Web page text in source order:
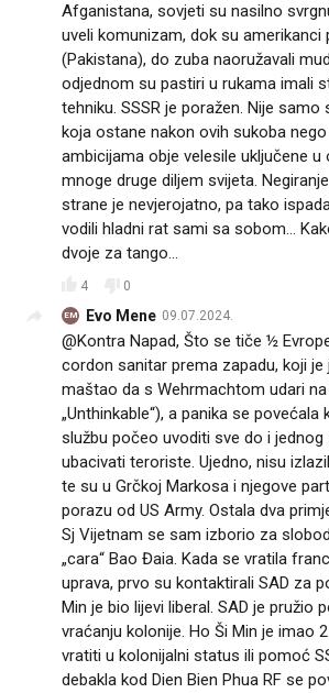
Afganistana, sovjeti su nasilno
uveli komunizam, dok su amerikanci
(Pakistana), do zuba naoružavali
odjednom su pastiri u rukama imali
tehniku. SSSR je poražen. Nije samo
koja ostane nakon ovih sukoba
ambicijama obje velesile uključene u
mnoge druge diljem svijeta.
strane je nevjerojatno, pa tako
vodili hladni rat sami sa sobom...
dvoje za tango...
4 0
EM Evo Mene 09.07.2024.
@Kontra Napad, Što se tiče ½
cordon sanitar prema zapadu, koji
maštao da s Wehrmachtom udari na
„Unthinkable“), a panika se povećala
službu počeo uvoditi sve do i
ubacivati teroriste. Ujedno, nisu
te su u Grčkoj Markosa i njegove
porazu od US Army. Ostala dva
Sj Vijetnam se sam izborio za
„cara“ Bao Đaia. Kada se vratila
uprava, prvo su kontaktirali SAD za
Min je bio lijevi liberal. SAD je pružio
vraćanju kolonije. Ho Ši Min je imao
vratiti u kolonijalni status ili pomoć
debakla kod Dien Bien Phua RF se